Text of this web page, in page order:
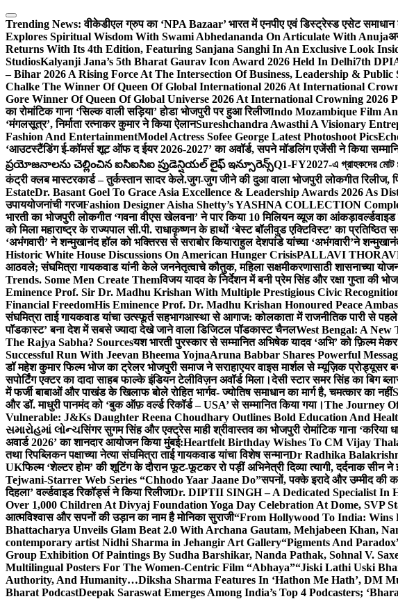
Skip
to
content
Trending News: वीकेडीएल ग्रुप का ‘NPA Bazaar’ भारत में एनपीए एवं डिस्ट्रेस्ड एसेट
Explores Spiritual Wisdom With Swami Abhedananda On Articulate With Anuja
Returns With Its 4th Edition, Featuring Sanjana Sanghi In An Exclusive Look
StudiosKalyanji Jana’s 5th Bharat Gaurav Icon Award 2026 Held In Delhi7th
– Bihar 2026 A Rising Force At The Intersection Of Business, Leadership & Public
Chalke The Winner Of Queen Of Global International 2026 At International
Gore Winner Of Queen Of Global Universe 2026 At International Crowning 2026
का रोमांटिक गाना ‘सिल्क वाली सड़िया’ होडा भोजपुरी पर हुआ रिलीजIndo Mozambique Film
‘मंगलसूत्र’, निर्माता रत्नाकर कुमार ने किया ऐलानSureshchandra Awasthi A Visionary
Fashion And EntertainmentModel Actress Sofee George Latest Photoshoot Pics
‘आउटस्टैंडिंग ई-कॉमर्स शूट ऑफ द ईयर 2026-2027’ का अवॉर्ड, सपने मॉडलिंग एजेंसी ने किया
ప్రయోజనాలను చెల్లించిన ఐసిఐసిఐ ప్రుడెన్షియల్ లైఫ్ ఇన్సూరెన్స్Q1-FY2027-এ গ্রাহকদের মোট
कंट्री क्लब मास्टरकार्ड – तुर्कस्तान सादर केले.जुग-जुग जीने की दुआ वाला भोजपुरी लोकगीत रिलीज,
EstateDr. Basant Goel To Grace Asia Excellence & Leadership Awards 2026 As
उपाययोजनांची गरजFashion Designer Aisha Shetty’s YASHNA COLLECTION
भारती का भोजपुरी लोकगीत ‘गवना वीएस खेलवना’ ने पार किया 10 मिलियन व्यूज का आंकड़ा
को मिला महाराष्ट्र के राज्यपाल सी.पी. राधाकृष्णन के हाथों ‘बेस्ट बॉलीवुड एक्टिविस्ट’ का प्रतिष्ठित
‘अभंगवारी’ ने शन्मुखानंद हॉल को भक्तिरस से सराबोर कियाराहुल देशपांडे यांच्या ‘अभंगवारी’ने
Historic White House Discussions On American Hunger CrisisPALLAVI
आठवले; संघमित्रा गायकवाड यांनी केले जननेतृत्वाचे कौतुक, महिला सक्षमीकरणासाठी शासनाच्या
Trends. Some Men Create Themविजय यादव के निर्देशन में बनी प्रेम सिंह और रक्षा गुप्ता की
Eminence Prof. Sir Dr. Madhu Krishan With Multiple Prestigious Civic
Financial FreedomHis Eminence Prof. Dr. Madhu Krishan Honoured Peace
संघमित्रा ताई गायकवाड यांचा उत्स्फूर्त सहभागआस्था से आगाज: कोलकाता में राजनीतिक पारी से पहले
पॉडकास्ट’ बना देश में सबसे ज्यादा देखे जाने वाला डिजिटल पॉडकास्ट चैनलWest Bengal: A
The Rajya Sabha? Sourcesयश भारती पुरस्कार से सम्मानित अभिषेक यादव ‘अभि’ को फ़िल्म मेकर
Successful Run With Jeevan Bheema YojnaAruna Babbar Shares Powerful
डॉ महेश कुमार फिल्म भोज का ट्रेलर भोजपुरी समाज ने सराहाएयर वाइस मार्शल से म्यूज़िक प्रोड्यूसर
सपोर्टिंग एक्टर का दादा साहब फाल्के इंडियन टेलीविज़न अवॉर्ड मिला।देसी स्टार समर सिंह का बिग
में फर्जी बाबाओं और पाखंड के खिलाफ बोले रोहित भार्गव- ज्योतिष समाधान का मार्ग है, चमत्कार का नहीं
और डॉ. माधुरी पानमंद को ‘बुक ऑफ़ वर्ल्ड रिकॉर्ड – USA’ से सम्मानित किया गया।The Journey
Vulnerable: J&Ks Daughter Reena Choudhary Outlines Bold Education And
સમારોહમાં લોન્ચसिंगर सुगम सिंह और एक्ट्रेस माही श्रीवास्तव का भोजपुरी रोमांटिक गाना ‘करिया
अवार्ड 2026’ का शानदार आयोजन किया मुंबई:Heartfelt Birthday Wishes To CM Vijay
तथा रिपब्लिकन पक्षाच्या नेत्या संघमित्रा ताई गायकवाड यांचा विशेष सन्मानDr Radhika
UKफिल्म ‘शेल्टर होम’ की शूटिंग के दौरान फूट-फूटकर रो पड़ीं अभिनेत्री दिव्या त्यागी, दर्दनाक सीन
Tejwani-Starrer Web Series “Chhodo Yaar Jaane Do”सपनों, पक्के इरादे और उम्मीद की
दिहला’ वर्ल्डवाइड रिकॉर्ड्स ने किया रिलीजDr. DIPTII SINGH – A Dedicated Specialist In
Over 1,000 Children At Divyaj Foundation Yoga Day Celebration At Dome, SVP
आत्मविश्वास और सपनों की उड़ान का नाम है मोनिका सुराजी“From Hollywood To India: Wins
Bhattacharya Unveils Glam Beat 2.0 With Archana Gautam, Mehjabeen Khan,
contemporary artist Nidhi Sharma in Jehangir Art Gallery“Pigments And
Group Exhibition Of Paintings By Sudha Barshikar, Nanda Pathak, Sohnal V.
Multilingual Posters For The Women-Centric Film “Abhaya”“Jiski Lathi Uski
Authority, And Humanity…Diksha Sharma Features In ‘Hathon Me Hath’, DM
Bharat PodcastDeepak Saraswat Emerges Among India’s Top 4 Podcasters;